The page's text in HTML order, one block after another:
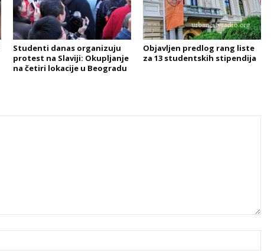
Studenti danas organizuju
protest na Slaviji: Okupljanje
na četiri lokacije u Beogradu
Objavljen predlog rang liste
za 13 studentskih stipendija